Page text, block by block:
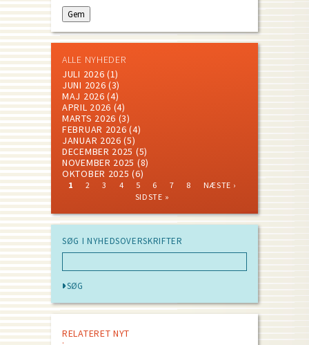
ALLE NYHEDER
JULI 2026 (1)
JUNI 2026 (3)
MAJ 2026 (4)
APRIL 2026 (4)
MARTS 2026 (3)
FEBRUAR 2026 (4)
JANUAR 2026 (5)
DECEMBER 2025 (5)
NOVEMBER 2025 (8)
OKTOBER 2025 (6)
CURRENT
1 PAGE
2 PAGE
3 PAGE
4 PAGE
5 PAGE
6 PAGE
7 PAGE
8
NEXT
NÆSTE ›
SIDSTE »
SØG I NYHEDSOVERSKRIFTER
RELATERET NYT